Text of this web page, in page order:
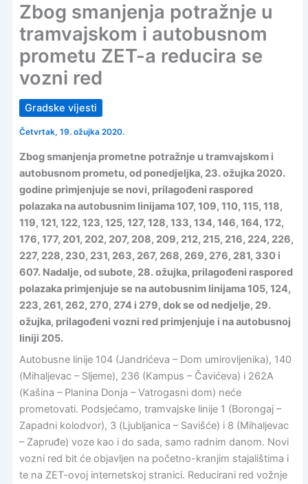
Zbog smanjenja potražnje u
tramvajskom i autobusnom
prometu ZET-a reducira se
vozni red
Gradske vijesti
Četvrtak, 19. ožujka 2020.
Zbog smanjenja prometne potražnje u tramvajskom i
autobusnom prometu, od ponedjeljka, 23. ožujka 2020.
godine primjenjuje se novi, prilagođeni raspored
polazaka na autobusnim linijama 107, 109, 110, 115, 118,
119, 121, 122, 123, 125, 127, 128, 133, 134, 146, 164, 172,
176, 177, 201, 202, 207, 208, 209, 212, 215, 216, 224, 226,
227, 228, 230, 231, 263, 267, 268, 269, 276, 281, 330 i
607. Nadalje, od subote, 28. ožujka, prilagođeni raspored
polazaka primjenjuje se na autobusnim linijama 105, 124,
223, 261, 262, 270, 274 i 279, dok se od nedjelje, 29.
ožujka, prilagođeni vozni red primjenjuje i na autobusnoj
liniji 205.
Autobusne linije 104 (Jandrićeva – Dom umirovljenika), 140
(Mihaljevac – Sljeme), 236 (Kampus – Čavićeva) i 262A
(Kašina – Planina Donja – Vatrogasni dom) neće
prometovati. Podsjećamo, tramvajske linije 1 (Borongaj –
Zapadni kolodvor), 3 (Ljubljanica – Savišće) i 8 (Mihaljevac
– Zapruđe) voze kao i do sada, samo radnim danom. Novi
vozni red bit će objavljen na početno-kranjim stajalištima i
te na ZET-ovoj internetskoj stranici. Reducirani red vožnje